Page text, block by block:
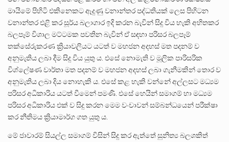
මායිමේ පිහිටි එකිනෙකට ඈදුණු වනාන්තර පද්ධතියක් ලෙස පිහිටන
වනාන්තර එළි කර සූර්ය බලාගාර ඉදි කරන බැවින් සිදු විය හැකි අහිතකර
බලපෑම් විශාල මට්ටමක පවතින බැවින් ඒ සඳහා පරිසර බලපෑම්
තක්සේරුකරණ ක්‍රියාවලියට යටත් ව මහජන අදහස් මත පදනම් ව
අනුමැතිය ලබා දීම සිදු විය යුතු ය. එසේ නොමැති ව මූලික පාරිසරික
විශ්ලේෂණ වාර්තා මත පදනම් ව මහජන අදහස් ලබා ගැනීමකින් තොර ව
අනුමැතිය ලබා දිය නොහැකි ය. එසේ කළ හැකි වන්නේ අල්ලසට මධ්‍යම
පරිසර අධිකාරිය යටත් වීමෙන් පමණි. එසේ හෙයින් සමාගම් හා මධ්‍යම
පරිසර අධිකාරිය එක් ව සිදු කරන මෙම වංචාවන් සම්බන්ධයෙන් පරීක්ෂා
කර නීතිමය ක්‍රියාමාර්ග ගත යුතු ය.
මේ ජාවාරම් සියල්ල සමාගම් විසින් සිදු කර ඇත්තේ සුනිත්‍ය බලශකිත්